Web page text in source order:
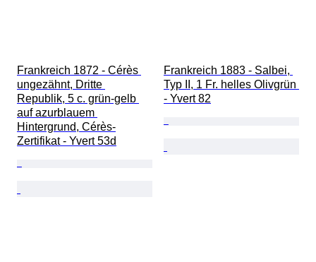
Frankreich 1872 - Cérès
ungezähnt, Dritte
Republik, 5 c. grün-gelb
auf azurblauem
Hintergrund, Cérès-
Zertifikat - Yvert 53d
Frankreich 1883 - Salbei,
Typ II, 1 Fr. helles Olivgrün
- Yvert 82